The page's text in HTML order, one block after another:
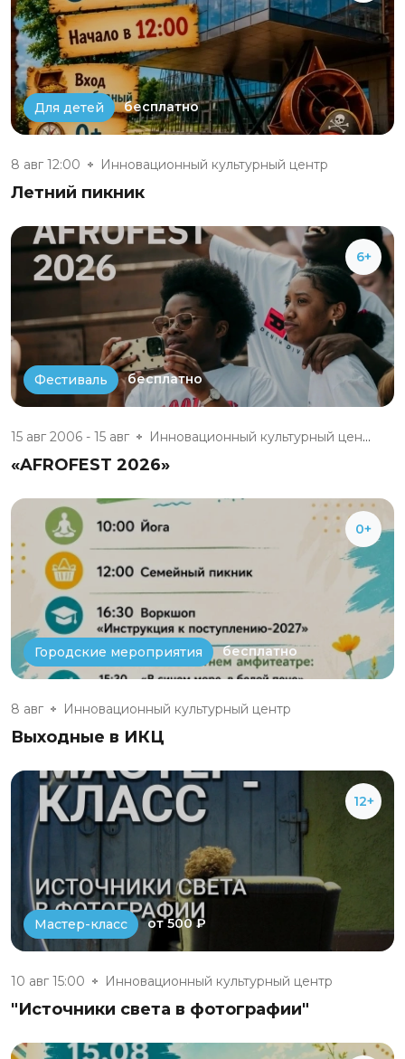
Для детей бесплатно
8 авг 12:00 Инновационный культурный центр
Летний пикник
6+
Фестиваль бесплатно
15 авг 2006 - 15 авг Инновационный культурный центр
«AFROFEST 2026»
0+
Городские мероприятия бесплатно
8 авг Инновационный культурный центр
Выходные в ИКЦ
12+
Мастер-класс от 500 ₽
10 авг 15:00 Инновационный культурный центр
"Источники света в фотографии"